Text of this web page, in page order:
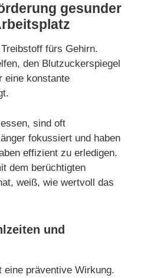
gesunder
fürs Gehirn.
den Blutzuckerspiegel
eine konstante
sind oft
fokussiert und haben
effizient zu erledigen.
dem berüchtigten
weiß, wie wertvoll das
und
eine präventive Wirkung.